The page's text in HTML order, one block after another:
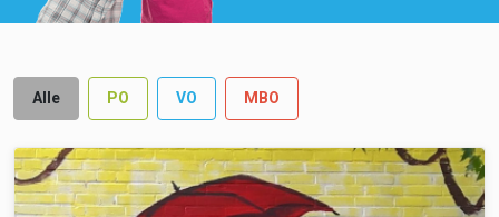
Alle PO VO MBO